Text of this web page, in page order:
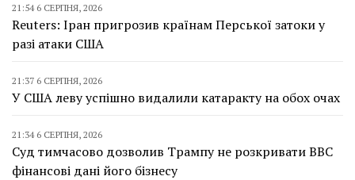
21:54 6 СЕРПНЯ, 2026
Reuters: Іран пригрозив країнам Перської затоки у
разі атаки США
21:37 6 СЕРПНЯ, 2026
У США леву успішно видалили катаракту на обох очах
21:34 6 СЕРПНЯ, 2026
Суд тимчасово дозволив Трампу не розкривати BBC
фінансові дані його бізнесу